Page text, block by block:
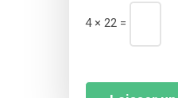
4 × 22 =